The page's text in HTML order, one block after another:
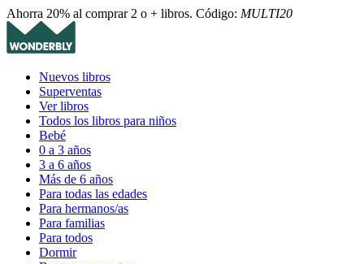
Ahorra 20% al comprar 2 o + libros. Código: MULTI20
Nuevos libros
Superventas
Ver libros
Todos los libros para niños
Bebé
0 a 3 años
3 a 6 años
Más de 6 años
Para todas las edades
Para hermanos/as
Para familias
Para todos
Dormir